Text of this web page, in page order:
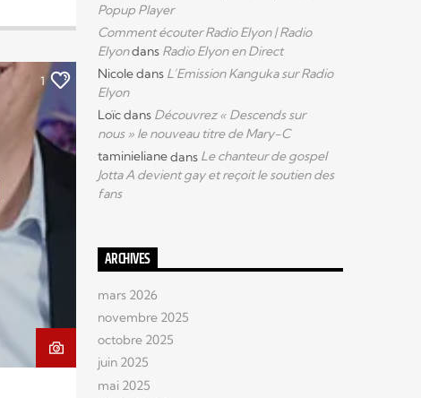
1
Popup Player
Comment écouter Radio Elyon | Radio
Elyondans Radio Elyon en Direct
Nicoledans L’Emission Kanguka sur Radio
Elyon
Loïcdans Découvrez « Descends sur
nous » le nouveau titre de Mary-C
taminielianedans Le chanteur de gospel
Jotta A devient gay et reçoit le soutien des
fans
ARCHIVES
mars 2026
novembre 2025
octobre 2025
juin 2025
mai 2025